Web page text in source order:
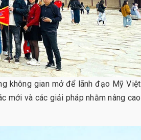
không gian mở để lãnh đạo Mỹ Việt
mới và các giải pháp nhằm nâng cao